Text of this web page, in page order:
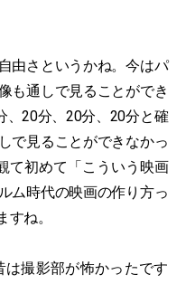
由さというかね。今はパ
も通しで見ることができ
、20分、20分、20分と確
で見ることができなかっ
て初めて「こういう映画
ム時代の映画の作り方っ
ね。
撮影部が怖かったです